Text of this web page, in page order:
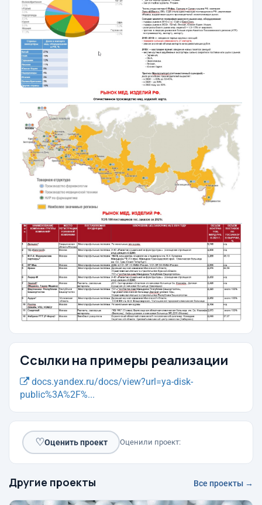
Ссылки на примеры реализации
docs.yandex.ru/docs/view?url=ya-disk-
public%3A%2F%...
♡Оценить проект Оценили проект:
Другие проекты Все проекты →